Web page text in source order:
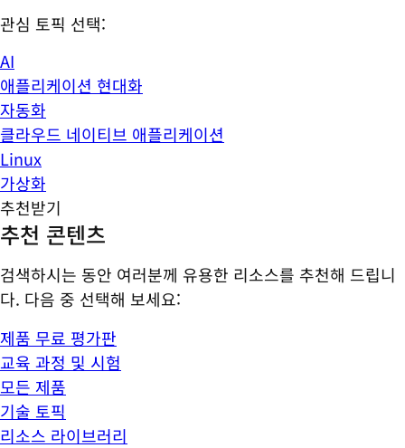
관심 토픽 선택:
AI
애플리케이션 현대화
자동화
클라우드 네이티브 애플리케이션
Linux
가상화
추천받기
추천 콘텐츠
검색하시는 동안 여러분께 유용한 리소스를 추천해 드립니
다. 다음 중 선택해 보세요:
제품 무료 평가판
교육 과정 및 시험
모든 제품
기술 토픽
리소스 라이브러리